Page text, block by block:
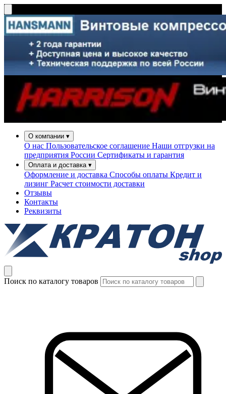
О компании ▾
О нас Пользовательское соглашение Наши отгрузки на
предприятия России Сертификаты и гарантия
Оплата и доставка ▾
Оформление и доставка Способы оплаты Кредит и
лизинг Расчет стоимости доставки
Отзывы
Контакты
Реквизиты
Поиск по каталогу товаров